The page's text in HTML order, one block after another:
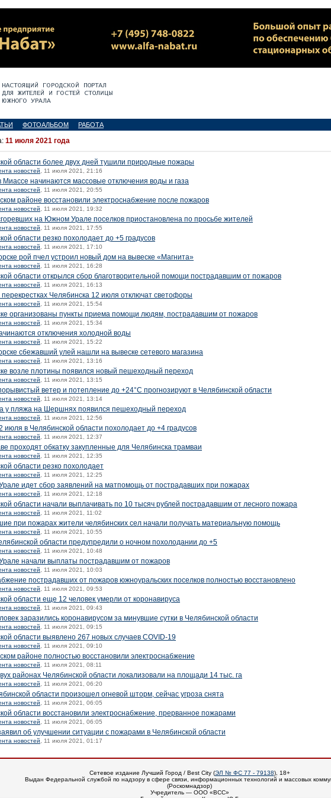
ФОТОАЛЬБОМ РАБОТА
11 июля 2021 года
области более двух дней тушили природные пожары
новостей , 11 июля 2021, 21:16
начинаются массовые отключения воды и газа
новостей , 11 июля 2021, 20:55
районе восстановили электроснабжение после пожаров
новостей , 11 июля 2021, 19:32
на Южном Урале поселков приостановлена по просьбе жителей
новостей , 11 июля 2021, 17:55
области резко похолодает до +5 градусов
новостей , 11 июля 2021, 17:10
рой пчел устроил новый дом на вывеске «Магнита»
новостей , 11 июля 2021, 16:28
области открылся сбор благотворительной помощи пострадавшим от пожаров
новостей , 11 июля 2021, 16:13
Челябинска 12 июля отключат светофоры
новостей , 11 июля 2021, 15:54
организованы пункты приема помощи людям, пострадавшим от пожаров
новостей , 11 июля 2021, 15:34
отключения холодной воды
новостей , 11 июля 2021, 15:22
сбежавший улей нашли на вывеске сетевого магазина
новостей , 11 июля 2021, 13:16
возле плотины появился новый пешеходный переход
новостей , 11 июля 2021, 13:15
ветер и потепление до +24°C прогнозируют в Челябинской области
новостей , 11 июля 2021, 13:14
у пляжа на Шершнях появился пешеходный переход
новостей , 11 июля 2021, 12:56
июля в Челябинской области похолодает до +4 градусов
новостей , 11 июля 2021, 12:37
проходят обкатку закупленные для Челябинска трамваи
новостей , 11 июля 2021, 12:35
области резко похолодает
новостей , 11 июля 2021, 12:25
идет сбор заявлений на матпомощь от пострадавших при пожарах
новостей , 11 июля 2021, 12:18
области начали выплачивать по 10 тысяч рублей пострадавшим от лесного пожара
новостей , 11 июля 2021, 11:02
при пожарах жители челябинских сел начали получать материальную помощь
новостей , 11 июля 2021, 10:55
области предупредили о ночном похолодании до +5
новостей , 11 июля 2021, 10:48
начали выплаты пострадавшим от пожаров
новостей , 11 июля 2021, 10:03
пострадавших от пожаров южноуральских поселков полностью восстановлено
новостей , 11 июля 2021, 09:53
области еще 12 человек умерли от коронавируса
новостей , 11 июля 2021, 09:43
заразились коронавирусом за минувшие сутки в Челябинской области
новостей , 11 июля 2021, 09:15
области выявлено 267 новых случаев COVID-19
новостей , 11 июля 2021, 09:10
районе полностью восстановили электроснабжение
новостей , 11 июля 2021, 08:11
районах Челябинской области локализовали на площади 14 тыс. га
новостей , 11 июля 2021, 06:20
области произошел огневой шторм, сейчас угроза снята
новостей , 11 июля 2021, 06:05
области восстановили электроснабжение, прерванное пожарами
новостей , 11 июля 2021, 06:05
об улучшении ситуации с пожарами в Челябинской области
новостей , 11 июля 2021, 01:17
Сетевое издание Лучший Город / Best City (ЭЛ № ФС 77 - 79138), 18+
Выдан Федеральной службой по надзору в сфере связи, информационных технологий и массовых
(Роскомнадзор)
Учредитель — ООО «ВСС»